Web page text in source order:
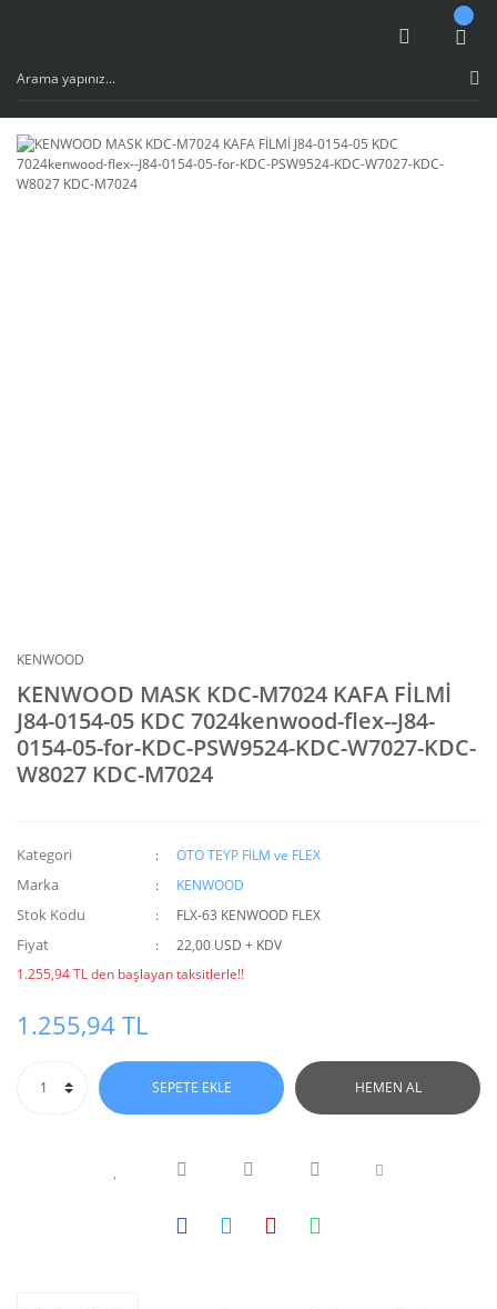
KENWOOD
KENWOOD MASK KDC-M7024 KAFA FİLMİ
J84-0154-05 KDC 7024kenwood-flex--J84-
0154-05-for-KDC-PSW9524-KDC-W7027-KDC-
W8027 KDC-M7024
Kategori OTO TEYP FİLM ve FLEX
Marka KENWOOD
Stok Kodu FLX-63 KENWOOD FLEX
Fiyat
22,00 USD + KDV
1.255,94 TL den başlayan taksitlerle!!
1.255,94 TL
SEPETE EKLE HEMEN AL